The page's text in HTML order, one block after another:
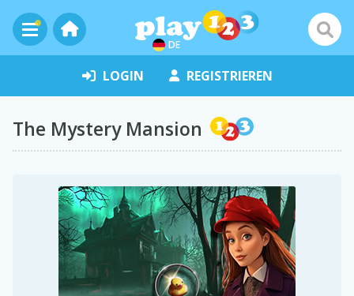
DE
LOGIN REGISTRIEREN
The Mystery Mansion